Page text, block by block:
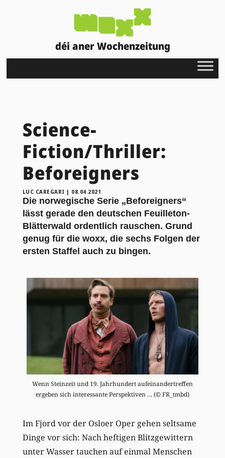
déi aner Wochenzeitung
Science-
Fiction/Thriller:
Beforeigners
LUC CAREGARI | 08.04.2021
Die norwegische Serie „Beforeigners“
lässt gerade den deutschen Feuilleton-
Blätterwald ordentlich rauschen. Grund
genug für die woxx, die sechs Folgen der
ersten Staffel auch zu bingen.
Wenn Steinzeit und 19. Jahrhundert aufeinandertreffen
ergeben sich interessante Perspektiven … (© FR_tmbd)
Im Fjord vor der Osloer Oper gehen seltsame
Dinge vor sich: Nach heftigen Blitzgewittern
unter Wasser tauchen auf einmal Menschen